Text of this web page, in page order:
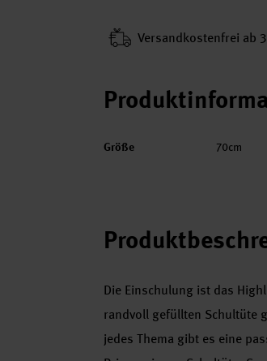
Versand­kosten­frei ab
Größe 70cm
Die Einschulung ist das
randvoll gefüllten Schultüte
jedes Thema gibt es eine